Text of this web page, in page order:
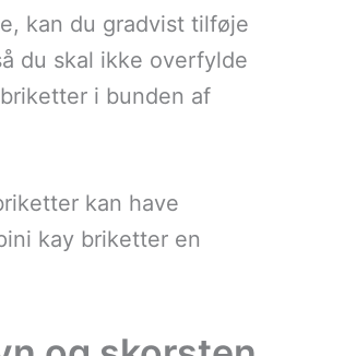
kan du gradvist tilføje
du skal ikke overfylde
i bunden af
kan have
kay briketter en